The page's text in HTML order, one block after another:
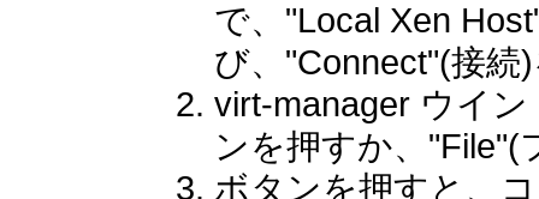
で、"Local Xen
び、"Connect"(接
virt-manager ウイ
ンを押すか、
ボタンを押すと、